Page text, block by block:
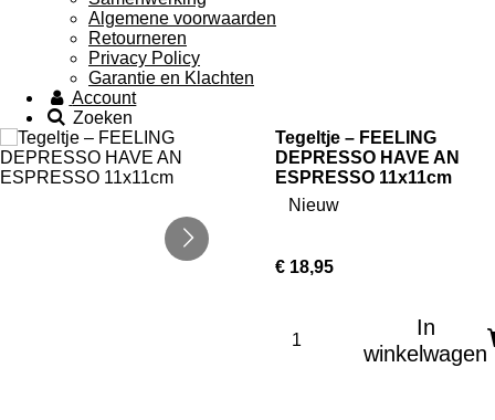
Algemene voorwaarden
Retourneren
Privacy Policy
Garantie en Klachten
Account
Zoeken
Tegeltje – FEELING
DEPRESSO HAVE AN
ESPRESSO 11x11cm
Nieuw
€ 18,95
In
winkelwagen